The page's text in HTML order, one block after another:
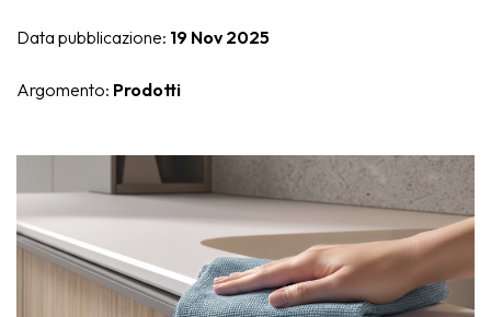
Data pubblicazione: 19 Nov 2025
Argomento: Prodotti
Atena
Eros
Minerva